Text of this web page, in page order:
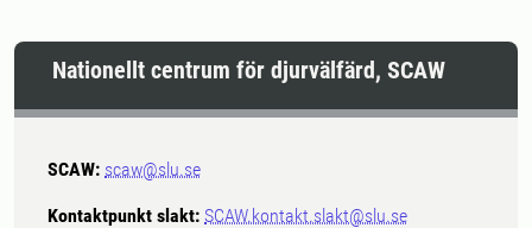
Nationellt centrum för djurvälfärd, SCAW
SCAW: scaw@slu.se
Kontaktpunkt slakt: SCAW.kontakt.slakt@slu.se